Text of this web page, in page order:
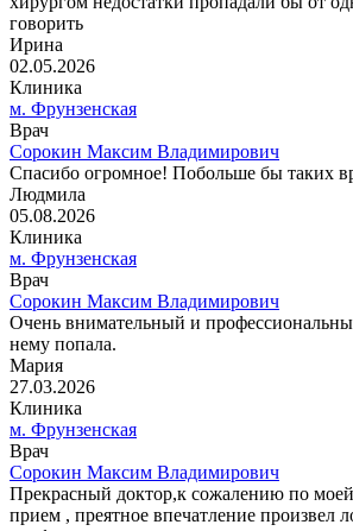
говорить
Ирина
02.05.2026
Клиника
м. Фрунзенская
Врач
Сорокин Максим Владимирович
Спасибо огромное! Побольше бы таких
Людмила
05.08.2026
Клиника
м. Фрунзенская
Врач
Сорокин Максим Владимирович
Очень внимательный и
нему попала.
Мария
27.03.2026
Клиника
м. Фрунзенская
Врач
Сорокин Максим Владимирович
Прекрасный доктор,к сожалению по моей
прием , преятное впечатление произвел